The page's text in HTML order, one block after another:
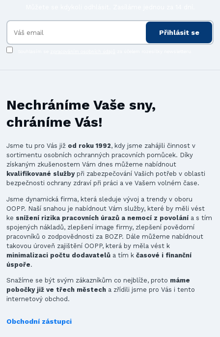
Přihlásit se
Nechráníme Vaše sny,
chráníme Vás!
Jsme tu pro Vás již od roku 1992, kdy jsme zahájili činnost v
sortimentu osobních ochranných pracovních pomůcek. Díky
získaným zkušenostem Vám dnes můžeme nabídnout
kvalifikované službypři zabezpečování Vašich potřeb v oblasti
bezpečnosti ochrany zdraví při práci a ve Vašem volném čase.
Jsme dynamická firma, která sleduje vývoj a trendy v oboru
OOPP. Naší snahou je nabídnout Vám služby, které by měli vést
ke snížení rizika pracovních úrazů a nemocí z povolání a s tím
spojených nákladů, zlepšení image firmy, zlepšení povědomí
pracovníků o zodpovědnosti za BOZP. Dále můžeme nabídnout
takovou úroveň zajištění OOPP, která by měla vést k
minimalizaci počtu dodavatelů a tím kčasové i finanční
úspoře.
Snažíme se být svým zákazníkům co nejblíže, proto máme
pobočky již ve třech městech a zřídili jsme pro Vás i tento
internetový obchod.
Obchodní zástupci